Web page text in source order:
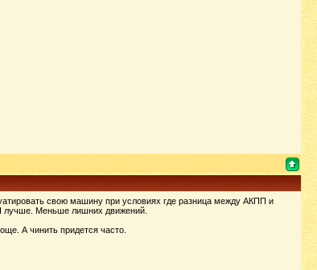
свою машину при условиях где разница между АКПП и
лучше. Меньше лишних движений.
А чинить придется часто.